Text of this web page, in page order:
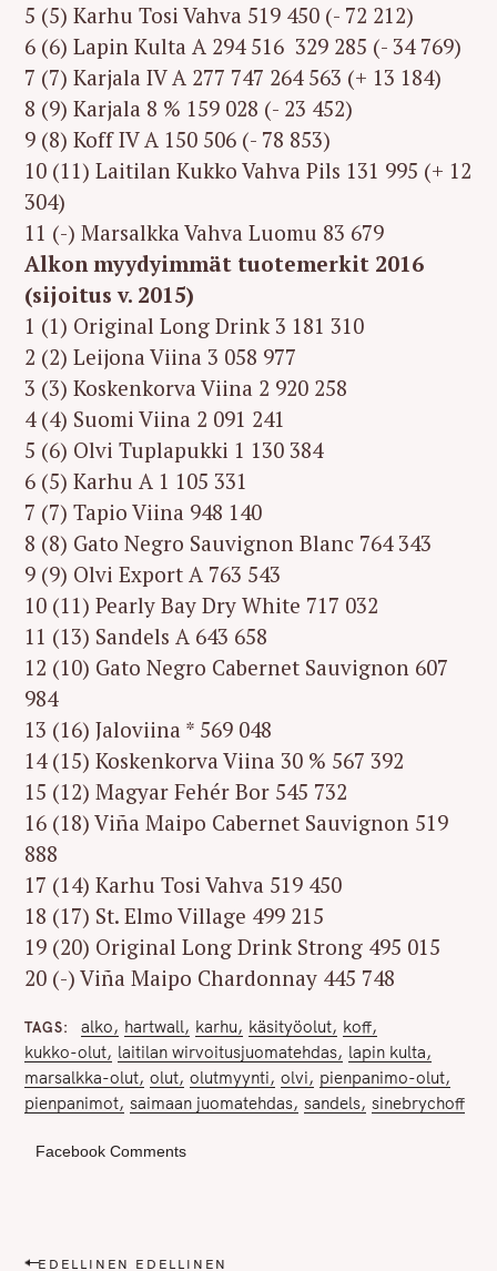
5 (5) Karhu Tosi Vahva 519 450 (- 72 212)
6 (6) Lapin Kulta A 294 516 329 285 (- 34 769)
7 (7) Karjala IV A 277 747 264 563 (+ 13 184)
8 (9) Karjala 8 % 159 028 (- 23 452)
9 (8) Koff IV A 150 506 (- 78 853)
10 (11) Laitilan Kukko Vahva Pils 131 995 (+ 12
304)
11 (-) Marsalkka Vahva Luomu 83 679
Alkon myydyimmät tuotemerkit 2016
(sijoitus v. 2015)
1 (1) Original Long Drink 3 181 310
2 (2) Leijona Viina 3 058 977
3 (3) Koskenkorva Viina 2 920 258
4 (4) Suomi Viina 2 091 241
5 (6) Olvi Tuplapukki 1 130 384
6 (5) Karhu A 1 105 331
7 (7) Tapio Viina 948 140
8 (8) Gato Negro Sauvignon Blanc 764 343
9 (9) Olvi Export A 763 543
10 (11) Pearly Bay Dry White 717 032
11 (13) Sandels A 643 658
12 (10) Gato Negro Cabernet Sauvignon 607
984
13 (16) Jaloviina * 569 048
14 (15) Koskenkorva Viina 30 % 567 392
15 (12) Magyar Fehér Bor 545 732
16 (18) Viña Maipo Cabernet Sauvignon 519
888
17 (14) Karhu Tosi Vahva 519 450
18 (17) St. Elmo Village 499 215
19 (20) Original Long Drink Strong 495 015
20 (-) Viña Maipo Chardonnay 445 748
TAGS alko hartwall karhu käsityöolut
koff
kukko-olut laitilan wirvoitusjuomatehdas lapin kulta
marsalkka-olut olut olutmyynti olvi
pienpanimo-olut
pienpanimot saimaan juomatehdas sandels sinebrychoff
Facebook Comments
PEDELLINEN EDELLINEN